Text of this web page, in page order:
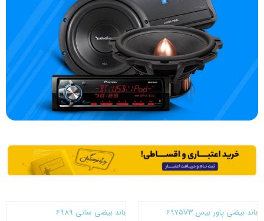
باند بیضی پاور بیس 6975V3 باند بیضی سانی 6989